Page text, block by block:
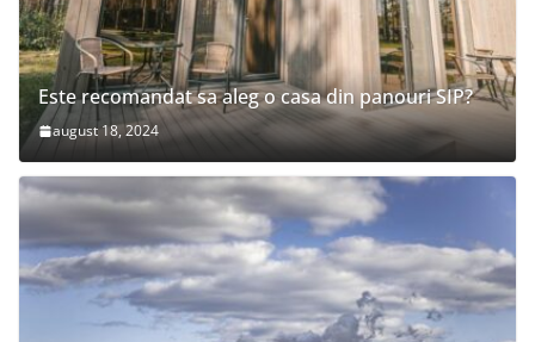
Este recomandat sa aleg o casa din panouri SIP?
august 18, 2024